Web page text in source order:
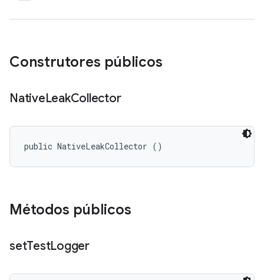
Construtores públicos
NativeLeakCollector
public NativeLeakCollector ()
Métodos públicos
setTestLogger